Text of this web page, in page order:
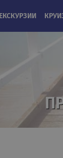
ЕКСКУРЗИИ